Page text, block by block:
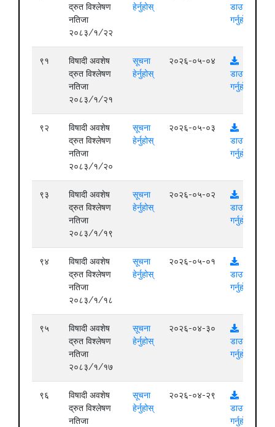
द्रुत विश्लेषण
नतिजा
२०८३/१/२२
हेर्नुहोस्
डाउनलोड
गर्नुहोस्
९१
विषादी अवशेष
द्रुत विश्लेषण
नतिजा
२०८३/१/२१
सूचना
हेर्नुहोस्
२०२६-०५-०४
डाउनलोड
गर्नुहोस्
९२
विषादी अवशेष
द्रुत विश्लेषण
नतिजा
२०८३/१/२०
सूचना
हेर्नुहोस्
२०२६-०५-०३
डाउनलोड
गर्नुहोस्
९३
विषादी अवशेष
द्रुत विश्लेषण
नतिजा
२०८३/१/१९
सूचना
हेर्नुहोस्
२०२६-०५-०२
डाउनलोड
गर्नुहोस्
९४
विषादी अवशेष
द्रुत विश्लेषण
नतिजा
२०८३/१/१८
सूचना
हेर्नुहोस्
२०२६-०५-०१
डाउनलोड
गर्नुहोस्
९५
विषादी अवशेष
द्रुत विश्लेषण
नतिजा
२०८३/१/१७
सूचना
हेर्नुहोस्
२०२६-०४-३०
डाउनलोड
गर्नुहोस्
९६
विषादी अवशेष
द्रुत विश्लेषण
नतिजा
सूचना
हेर्नुहोस्
२०२६-०४-२९
डाउनलोड
गर्नुहोस्